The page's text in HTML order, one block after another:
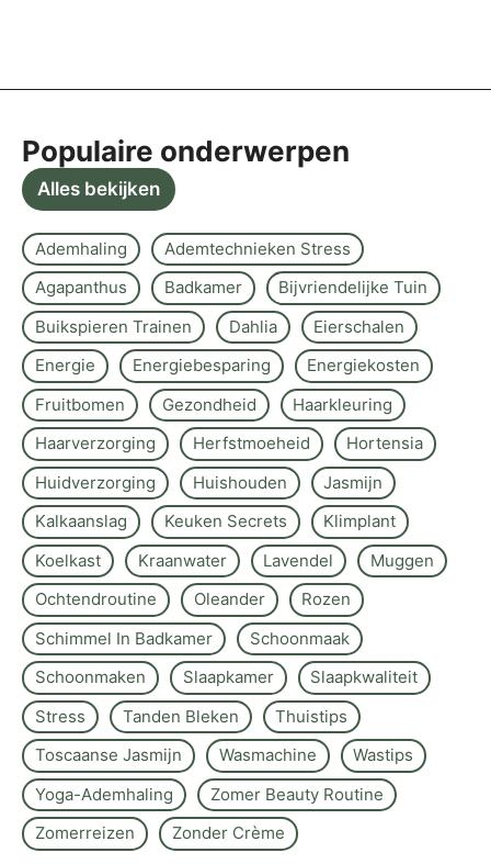
Populaire onderwerpen
Alles bekijken
Ademhaling
Ademtechnieken Stress
Agapanthus
Badkamer
Bijvriendelijke Tuin
Buikspieren Trainen
Dahlia
Eierschalen
Energie
Energiebesparing
Energiekosten
Fruitbomen
Gezondheid
Haarkleuring
Haarverzorging
Herfstmoeheid
Hortensia
Huidverzorging
Huishouden
Jasmijn
Kalkaanslag
Keuken Secrets
Klimplant
Koelkast
Kraanwater Lavendel
Muggen
Ochtendroutine
Oleander
Rozen
Schimmel In Badkamer
Schoonmaak
Schoonmaken
Slaapkamer
Slaapkwaliteit
Stress
Tanden Bleken
Thuistips
Toscaanse Jasmijn
Wasmachine
Wastips
Yoga-Ademhaling
Zomer Beauty Routine
Zomerreizen
Zonder Crème